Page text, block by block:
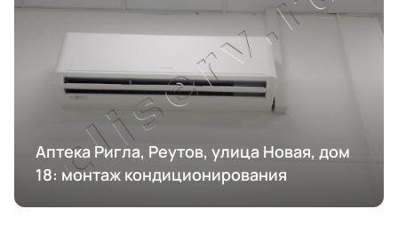
Аптека Ригла, Реутов, улица Новая, дом
18: монтаж кондиционирования